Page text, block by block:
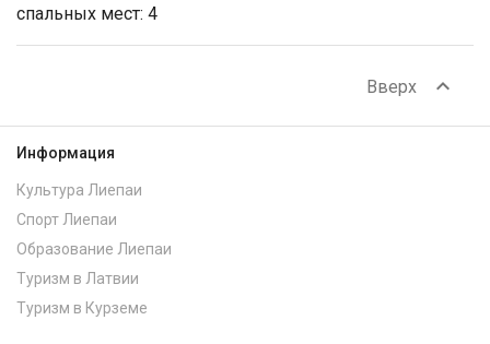
спальных мест: 4
Вверх expand_less
Информация
Культура Лиепаи
Спорт Лиепаи
Образование Лиепаи
Туризм в Латвии
Туризм в Курземе